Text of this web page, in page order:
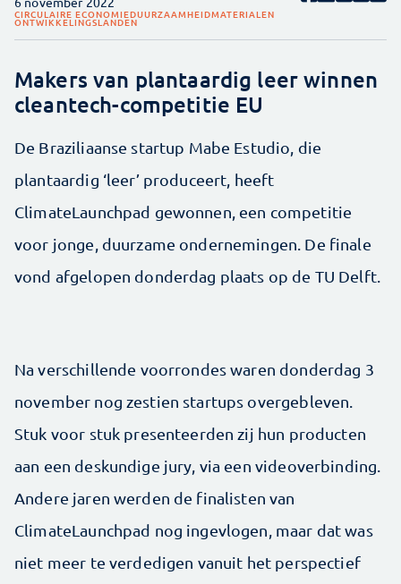
CIRCULAIRE ECONOMIEDUURZAAMHEIDMATERIALEN
ONTWIKKELINGSLANDEN
Makers van plantaardig leer winnen
cleantech-competitie EU
De Braziliaanse startup Mabe Estudio, die
plantaardig ‘leer’ produceert, heeft
ClimateLaunchpad gewonnen, een competitie
voor jonge, duurzame ondernemingen. De finale
vond afgelopen donderdag plaats op de TU Delft.
Na verschillende voorrondes waren donderdag 3
november nog zestien startups overgebleven.
Stuk voor stuk presenteerden zij hun producten
aan een deskundige jury, via een videoverbinding.
Andere jaren werden de finalisten van
ClimateLaunchpad nog ingevlogen, maar dat was
niet meer te verdedigen vanuit het perspectief